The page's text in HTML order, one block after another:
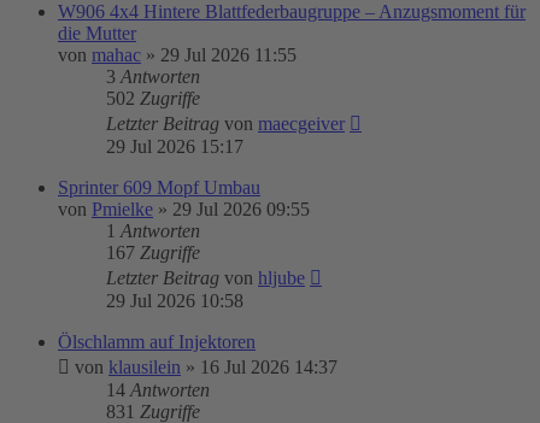
W906 4x4 Hintere Blattfederbaugruppe – Anzugsmoment für
die Mutter
von mahac » 29 Jul 2026 11:55
3 Antworten
502 Zugriffe
Letzter Beitrag von maecgeiver
29 Jul 2026 15:17
Sprinter 609 Mopf Umbau
von Pmielke » 29 Jul 2026 09:55
1 Antworten
167 Zugriffe
Letzter Beitrag von hljube
29 Jul 2026 10:58
Ölschlamm auf Injektoren
von klausilein » 16 Jul 2026 14:37
14 Antworten
831 Zugriffe